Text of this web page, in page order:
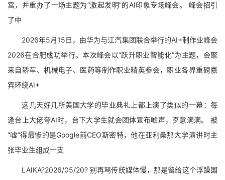
宫，并重办了一场主题为“激起发明”的AI印象专场峰会。 峰会招引
了中
2026年5月15日，由华为与江汽集团联合举行的AI+制作业峰会
2026在合肥成功举行。本次峰会以“跃升职业智能化”为主题，会聚
来自轿车、机械电子、医药等制作职业精英参会，职业各界重磅嘉
宾环绕AI+
这几天好几所美国大学的毕业典礼上都上演了类似的一幕：每
逢台上大佬夸AI时，台下大学生就会团体宣布嘘声，歹意满满。 被
“嘘”得最惨的是Google前CEO斯密特，他在亚利桑那大学演讲时主
张毕业生组成一支
LAIKA?2026/05/20? 别再骂传统媒体慢，那是留给这个浮躁国